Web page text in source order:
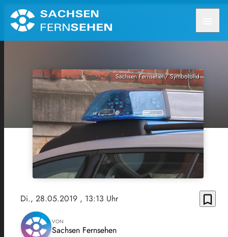
Sachsen Fernsehen/ Symbolbild
Di., 28.05.2019 , 13:13 Uhr bookmark_border
VON
Sachsen Fernsehen